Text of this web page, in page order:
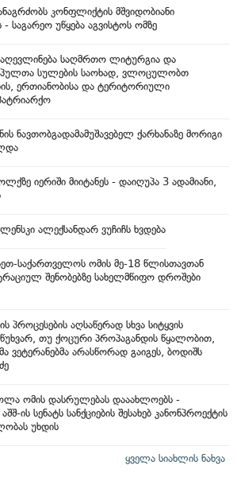
კონფლიქტის მშვიდობიანი
საგარეო უწყება აგვისტოს ომზე
აღევლინება საღმრთო ლიტურგია და
სულების საოხად, ვლოცულობთ
ერთიანობისა და ტერიტორიული
ნავთობგადამამუშავებელ ქარხანაზე მორიგი
იერიში მიიტანეს - დაიღუპა 3 ადამიანი,
ალექსანდარ ვუჩიჩს ხვდება
საქართველოს ომის მე-18 წლისთავთან
შენობებზე სახელმწიფო დროშები
პროცესების აღსაწერად სხვა სიტყვის
თუ ქოცური პროპაგანდის წყალობით,
ვეტერანებმა არასწორად გაიგეს, ბოდიშს
ომის დასრულებას დააახლოებს -
ის სენატს სანქციების შესახებ კანონპროექტის
უხდის
ყველა სიახლის ნახვა